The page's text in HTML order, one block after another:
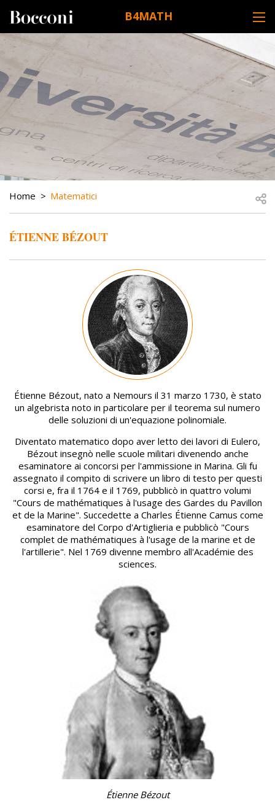
B4MATH
DESK NAVIGATION
BREADCRUMB
Home Matematici
ÉTIENNE BÉZOUT
Étienne Bézout, nato a Nemours il 31 marzo 1730, è stato
un algebrista noto in particolare per il teorema sul numero
delle soluzioni di un'equazione polinomiale.
Diventato matematico dopo aver letto dei lavori di Eulero,
Bézout insegnò nelle scuole militari divenendo anche
esaminatore ai concorsi per l'ammissione in Marina. Gli fu
assegnato il compito di scrivere un libro di testo per questi
corsi e, fra il 1764 e il 1769, pubblicò in quattro volumi
"Cours de mathématiques à l'usage des Gardes du Pavillon
et de la Marine". Succedette a Charles Étienne Camus come
esaminatore del Corpo d'Artiglieria e pubblicò "Cours
complet de mathématiques à l'usage de la marine et de
l'artillerie". Nel 1769 divenne membro all'Académie des
sciences.
Étienne Bézout